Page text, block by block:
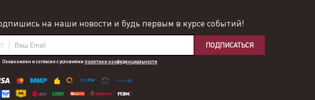
на наши новости и будь первым в курсе событий!
ПОДПИСАТЬСЯ
Ознакомлен и согласен с условиями политики конфиденциальности